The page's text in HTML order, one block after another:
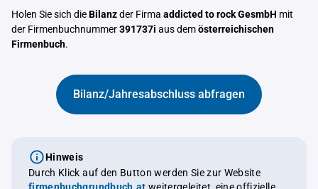
Holen Sie sich dieBilanzder Firma addicted to rock GesmbH mit
der Firmenbuchnummer391737i aus demösterreichischen
Firmenbuch.
Bilanz/Jahresabschluss abfragen
Hinweis
Durch Klick auf den Button werden Sie zur Website